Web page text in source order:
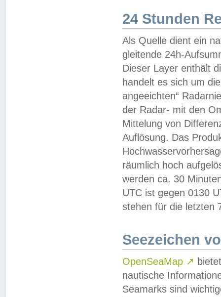
24 Stunden
Als Quelle dient ein
gleitende 24h-
Dieser Layer enthält
handelt es sich um
angeeichten“
der Radar- mit den
Mittelung von
Auflösung. Das
räumlich hoch
werden ca. 30
UTC ist gegen 0130
stehen für die letzten
Seezeichen
OpenSeaMap ↗
nautische
Seamarks sind